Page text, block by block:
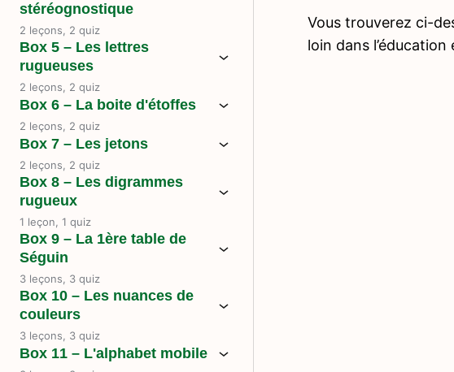
stéréognostique
2 leçons, 2 quiz
Box 5 – Les lettres
rugueuses
2 leçons, 2 quiz
Box 6 – La boite d'étoffes
2 leçons, 2 quiz
Box 7 – Les jetons
2 leçons, 2 quiz
Box 8 – Les digrammes
rugueux
1 leçon, 1 quiz
Box 9 – La 1ère table de
Séguin
3 leçons, 3 quiz
Box 10 – Les nuances de
couleurs
3 leçons, 3 quiz
Box 11 – L'alphabet mobile
Vous trouverez ci-
loin dans